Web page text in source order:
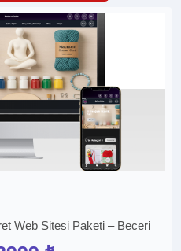
Web Sitesi Paketi – Beceri